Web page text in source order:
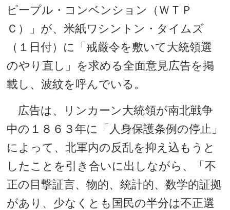
ピープル・コンベンション（ＷＴＰ
Ｃ）」が、米紙ワシントン・タイムズ
（１日付）に「戒厳令を敷いて大統領選
のやり直し」を求める全面意見広告を掲
載し、波紋を呼んでいる。
広告は、リンカーン大統領が南北戦争
中の１８６３年に「人身保護条例の停止」
によって、北軍内の反乱を抑え込もうと
したことを引き合いに出しながら、「不
正の目撃証言、物的、統計的、数学的証拠
があり、少なくとも国民の半分は不正選